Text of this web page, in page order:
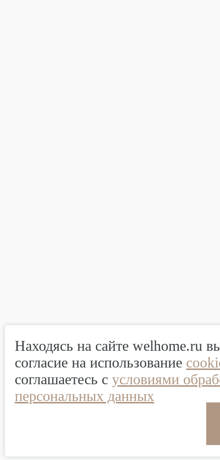
Находясь на сайте welhome.ru
согласие на использование
соглашаетесь с условиями
персональных данных